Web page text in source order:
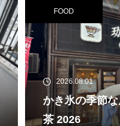
FOOD
2026.08.01
かき氷の季節
茶 2026